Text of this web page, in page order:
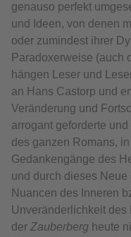
genauso perfekt
und Ideen, von denen
oder zumindest ihrer
Paradoxerweise (auch
hängen Leser und
an Hans Castorp und
Veränderung und
arrogant geforderte
des ganzen Romans,
Gedankengänge des
und durch dieses
Nuancen des Inneren
Unveränderlichkeit des
der Zauberberg heute